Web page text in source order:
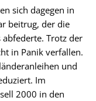
sich dagegen in
beitrug, der die
abfederte. Trotz der
in Panik verfallen.
und
Im
2000 in den